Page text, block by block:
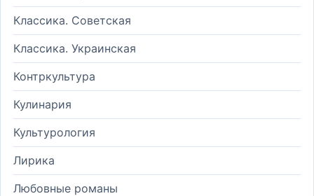
Классика. Советская
Классика. Украинская
Контркультура
Кулинария
Культурология
Лирика
Любовные романы